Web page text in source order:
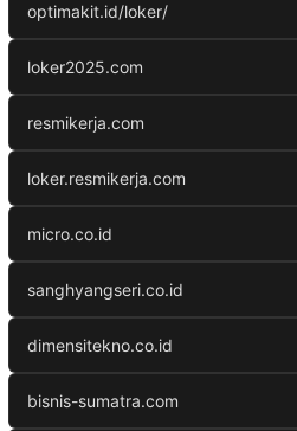
optimakit.id/loker/
loker2025.com
resmikerja.com
loker.resmikerja.com
micro.co.id
sanghyangseri.co.id
dimensitekno.co.id
bisnis-sumatra.com